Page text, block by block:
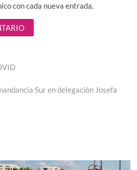
con cada nueva entrada.
Sur en delegación Josefa